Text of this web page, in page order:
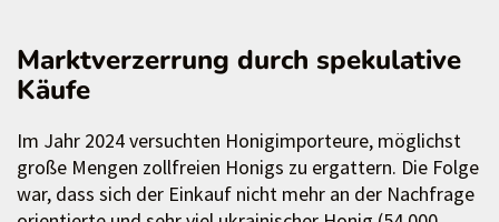
Marktverzerrung durch spekulative
Käufe
Im Jahr 2024 versuchten Honigimporteure, möglichst
große Mengen zollfreien Honigs zu ergattern. Die Folge
war, dass sich der Einkauf nicht mehr an der Nachfrage